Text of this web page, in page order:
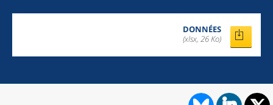
DONNÉES
(xlsx, 26 Ko)